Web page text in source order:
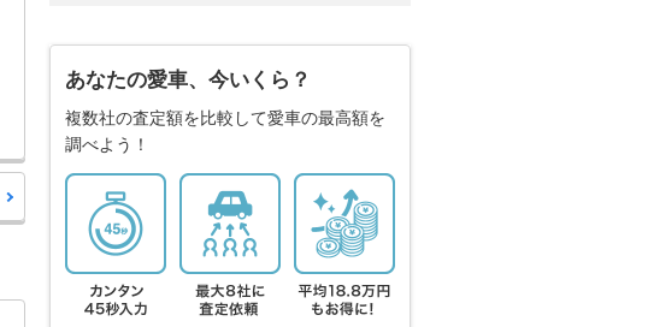
あなたの愛車、今いくら？
複数社の査定額を比較して愛車の最高額を
調べよう！